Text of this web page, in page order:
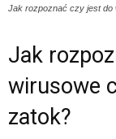
Jak rozpoznać czy jest do
Jak
wirusowe
zatok?